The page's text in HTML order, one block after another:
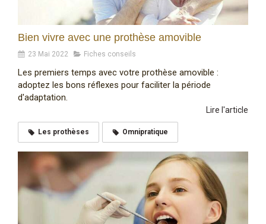
Bien vivre avec une prothèse amovible
23 Mai 2022 Fiches conseils
Les premiers temps avec votre prothèse amovible :
adoptez les bons réflexes pour faciliter la période
d'adaptation.
Lire l'article
Les prothèses Omnipratique